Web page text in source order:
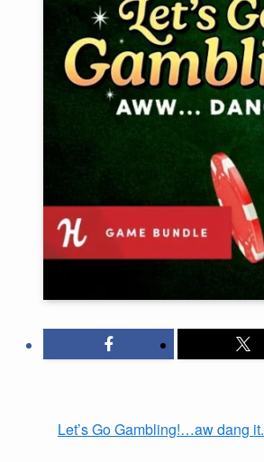
Let’s Go Gambling!…aw dang it.